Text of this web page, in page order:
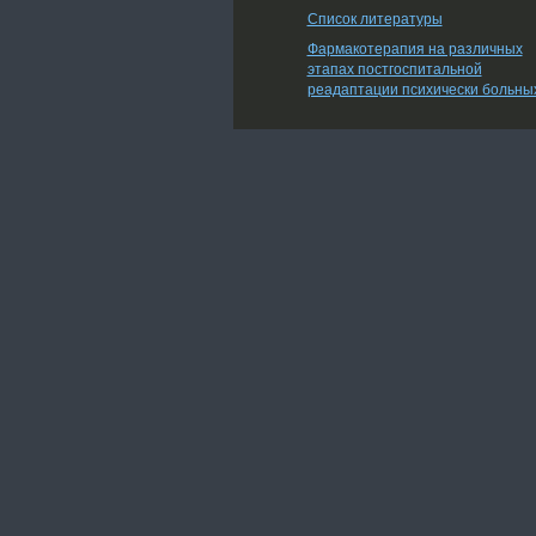
Список литературы
Фармакотерапия на различных
этапах постгоспитальной
реадаптации психически